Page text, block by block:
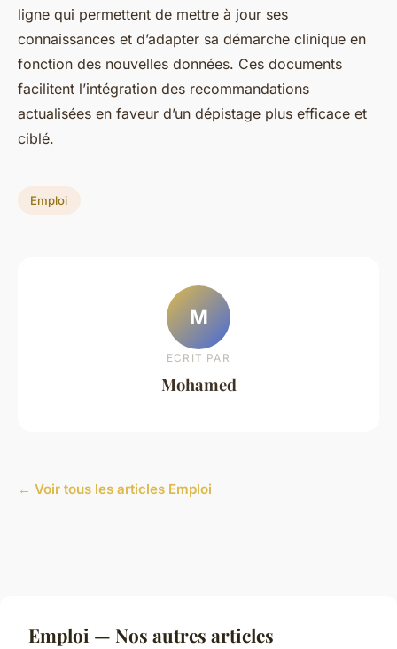
ligne qui permettent de mettre à jour ses
connaissances et d’adapter sa démarche clinique en
fonction des nouvelles données. Ces documents
facilitent l’intégration des recommandations
actualisées en faveur d’un dépistage plus efficace et
ciblé.
Emploi
M
ECRIT PAR
Mohamed
← Voir tous les articles Emploi
Emploi — Nos autres articles